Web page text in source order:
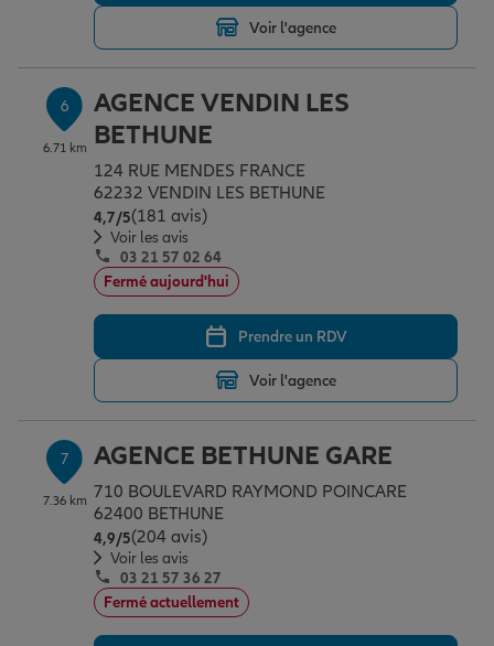
Voir l'agence
6
6.71 km
AGENCE VENDIN LES
BETHUNE
124 RUE MENDES FRANCE
62232 VENDIN LES BETHUNE
4,7/5Note de 4.7 sur 5
(181 avis)
Voir les avis
03 21 57 02 64
Fermé aujourd'hui
Prendre un RDV
Voir l'agence
7
7.36 km
AGENCE BETHUNE GARE
710 BOULEVARD RAYMOND POINCARE
62400 BETHUNE
4,9/5Note de 4.9 sur 5
(204 avis)
Voir les avis
03 21 57 36 27
Fermé actuellement